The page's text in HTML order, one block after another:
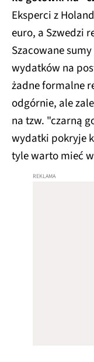
Eksperci z
euro, a Szwedzi
Szacowane
wydatków na
żadne formalne
odgórnie, ale
na tzw. "czarną
wydatki pokryje
tyle warto mieć